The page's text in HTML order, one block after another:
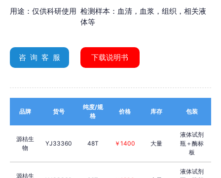
用途：仅供科研使用 检测样本：血清，血浆，组织，相关液
体等
咨 询 客 服 下载说明书
品牌 货号
纯度/规
格
价格 库存 包装
源桔生
物
YJ33360 48T ￥1400 大量
液体试剂
瓶＋酶标
板
源桔生
液体试剂